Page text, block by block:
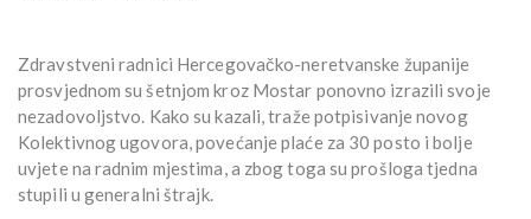
Zdravstveni radnici Hercegovačko-neretvanske županije
prosvjednom su šetnjom kroz Mostar ponovno izrazili svoje
nezadovoljstvo. Kako su kazali, traže potpisivanje novog
Kolektivnog ugovora, povećanje plaće za 30 posto i bolje
uvjete na radnim mjestima, a zbog toga su prošloga tjedna
stupili u generalni štrajk.